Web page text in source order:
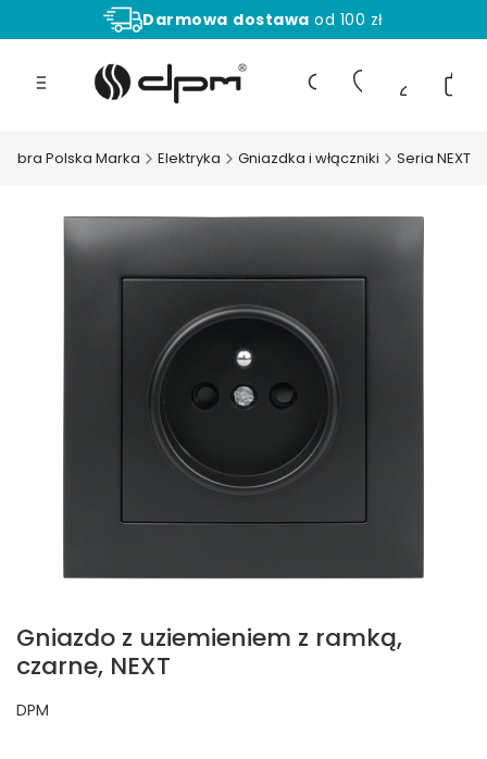
Darmowa dostawa od 100 zł
Aż
na zwrot towaru!
Otwórz wyszukiwarkę
Polska Marka Elektryka Gniazdka i włączniki Seria NEXT
Gniazdo z uziemieniem z ramką,
czarne, NEXT
DPM